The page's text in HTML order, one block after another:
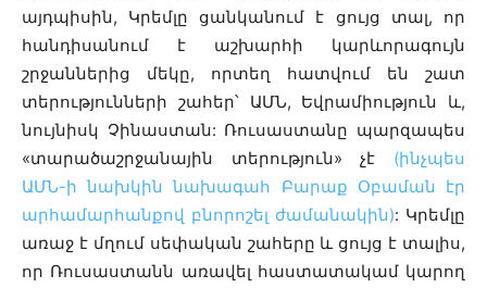
այդպիսին, Կրեմլը ցանկանում է ցույց տալ, որ
հանդիսանում է աշխարհի կարևորագույն
շրջաններից մեկը, որտեղ հատվում են շատ
տերությունների շահեր՝ ԱՄՆ, Եվրամիություն և,
նույնիսկ Չինաստան: Ռուսաստանը պարզապես
«տարածաշրջանային տերություն» չէ (ինչպես
ԱՄՆ-ի նախկին նախագահ Բարաք Օբաման էր
արհամարհանքով բնորոշել ժամանակին): Կրեմլը
առաջ է մղում սեփական շահերը և ցույց է տալիս,
որ Ռուսաստանն առավել հաստատակամ կարող